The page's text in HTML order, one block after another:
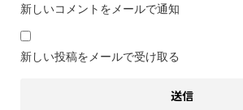
新しいコメントをメールで通知
新しい投稿をメールで受け取る